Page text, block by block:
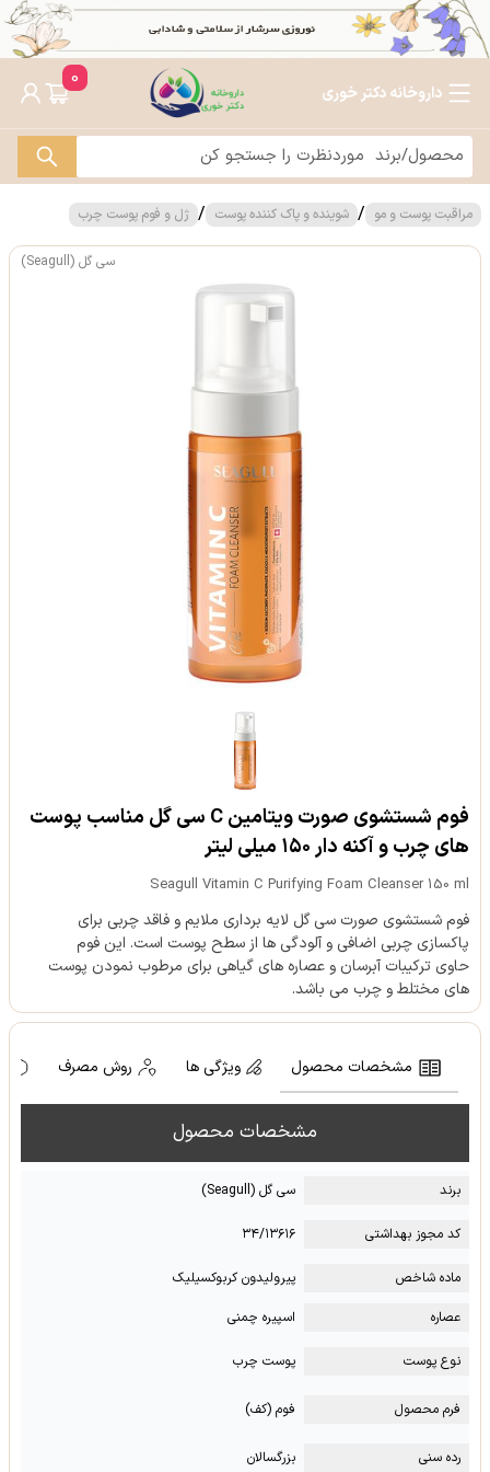
داروخانه دکتر خوری
0
مراقبت پوست و مو / شوینده و پاک کننده پوست / ژل و فوم پوست چرب
سی گل (Seagull)
فوم شستشوی صورت ویتامین C سی گل مناسب پوست
های چرب و آکنه دار ۱۵۰ میلی لیتر
Seagull Vitamin C Purifying Foam Cleanser 150 ml
فوم شستشوی صورت سی گل لایه برداری ملایم و فاقد چربی برای
پاکسازی چربی اضافی و آلودگی ها از سطح پوست است. این فوم
حاوی ترکیبات آبرسان و عصاره های گیاهی برای مرطوب نمودن پوست
های مختلط و چرب می باشد.
مشخصات محصول ویژگی ها روش مصرف
مشخصات محصول
برند سی گل (Seagull)
کد مجوز بهداشتی ۳۴/۱۳۶۱۶
ماده شاخص
پیرولیدون کربوکسیلیک
عصاره
اسپیره چمنی
نوع پوست پوست چرب
فرم محصول فوم (کف)
رده سنی بزرگسالان